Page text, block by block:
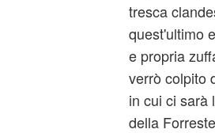
tresca
quest'ultimo
e propria
verrò colpito
in cui ci sarà
della